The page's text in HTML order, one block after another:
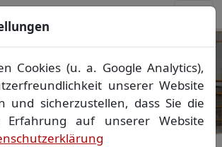
in
Vorpommern
vermessen Ihr Grundstück
Absteckung▪Bauvermessung ▪
Gebäudeeinmessung
▪Amtliche Auskünfte und
Cookies (u. a. Google Analytics),
unserer Website
und sicherzustellen, dass Sie die
Erfahrung auf unserer Website